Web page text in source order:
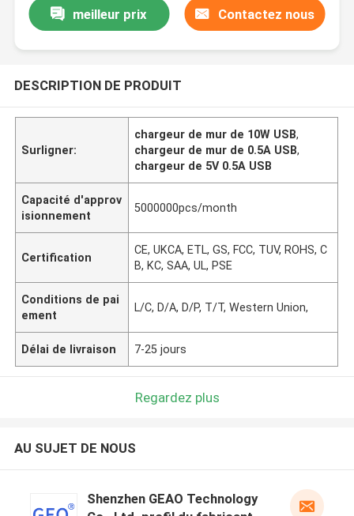
meilleur prix Contactez nous
DESCRIPTION DE PRODUIT
Surligner:
chargeur de mur de 10W USB,
chargeur de mur de 0.5A USB,
chargeur de 5V 0.5A USB
Capacité d'approv
isionnement
5000000pcs/month
Certification
CE, UKCA, ETL, GS, FCC, TUV, ROHS, C
B, KC, SAA, UL, PSE
Conditions de pai
ement
L/C, D/A, D/P, T/T, Western Union,
Délai de livraison 7-25 jours
Regardez plus
AU SUJET DE NOUS
Shenzhen GEAO Technology